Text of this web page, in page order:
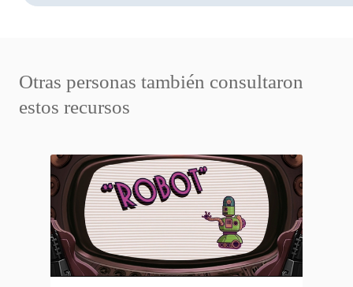
Otras personas también consultaron
estos recursos